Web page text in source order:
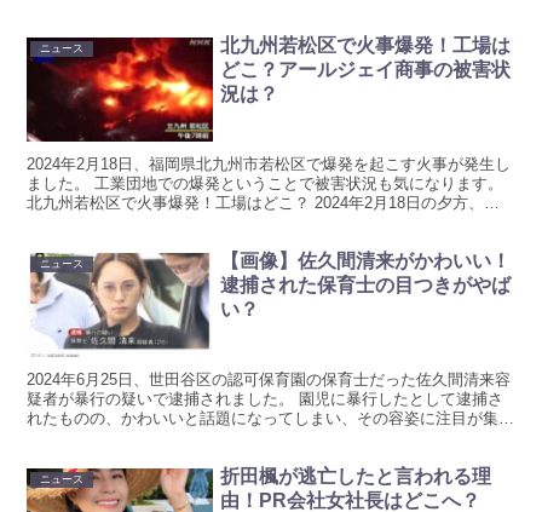
ニュース
北九州若松区で火事爆発！工場は
どこ？アールジェイ商事の被害状
況は？
2024年2月18日、福岡県北九州市若松区で爆発を起こす火事が発生し
ました。 工業団地での爆発ということで被害状況も気になります。
北九州若松区で火事爆発！工場はどこ？ 2024年2月18日の夕方、福
ニュース
【画像】佐久間清来がかわいい！
逮捕された保育士の目つきがやば
い？
2024年6月25日、世田谷区の認可保育園の保育士だった佐久間清来容
疑者が暴行の疑いで逮捕されました。 園児に暴行したとして逮捕さ
れたものの、かわいいと話題になってしまい、その容姿に注目が集ま
ニュース
折田楓が逃亡したと言われる理
由！PR会社女社長はどこへ？